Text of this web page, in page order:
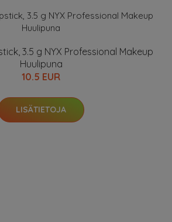
3.5 g NYX Professional Makeup
Huulipuna
10.5 EUR
LISÄTIETOJA